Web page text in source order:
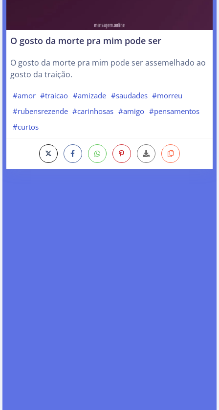
O gosto da morte pra mim pode ser
O gosto da morte pra mim pode ser assemelhado ao
gosto da traição.
#amor #traicao #amizade #saudades #morreu
#rubensrezende #carinhosas #amigo #pensamentos
#curtos